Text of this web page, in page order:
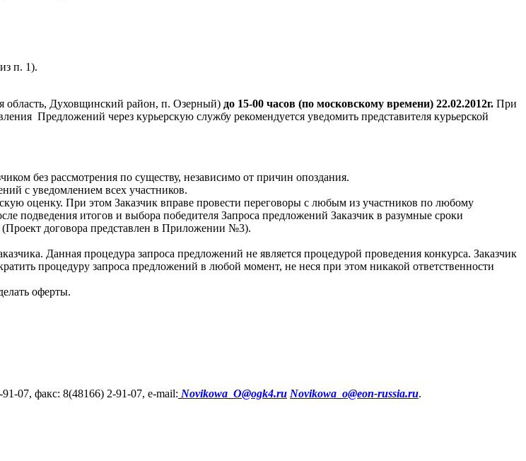
п. 1).
область, Духовщинский район, п. Озерный) до 15-00 часов (по московскому времени) 22.02.2012г. При
Предложений через курьерскую службу рекомендуется уведомить представителя курьерской
без рассмотрения по существу, независимо от причин опоздания.
с уведомлением всех участников.
оценку. При этом Заказчик вправе провести переговоры с любым из участников по любому
итогов и выбора победителя Запроса предложений Заказчик в разумные сроки
(Проект договора представлен в Приложении №3).
Данная процедура запроса предложений не является процедурой проведения конкурса. Заказчик
процедуру запроса предложений в любой момент, не неся при этом никакой ответственности
оферты.
07, факс: 8(48166) 2-91-07, e-mail: Novikowa O@ogk4.ru Novikowa o@eon-russia.ru.